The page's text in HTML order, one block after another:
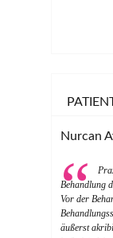
Nurcan
Behandlung
Vor der
äußerst